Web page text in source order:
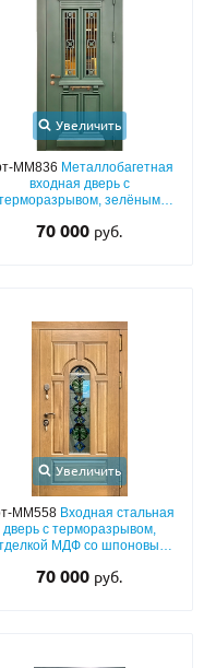
Увеличить
ММ836 Металлобагетная
входная дверь с
зелёным
ковкой, карнизом и стеклом
70 000 руб.
Увеличить
ММ558 Входная стальная
дверь с терморазрывом,
МДФ со шпоновым
остеклением
70 000 руб.